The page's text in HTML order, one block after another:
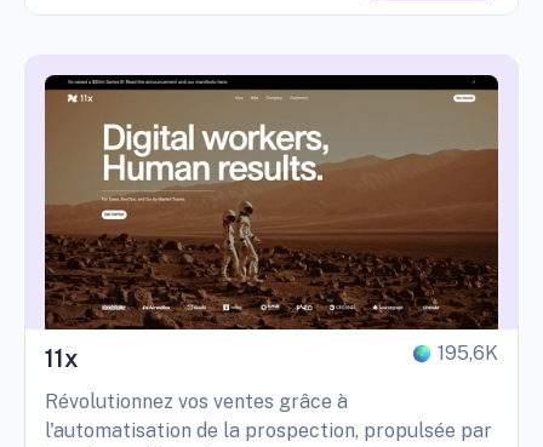
11x 195,6K
Révolutionnez vos ventes grâce à
l'automatisation de la prospection, propulsée par